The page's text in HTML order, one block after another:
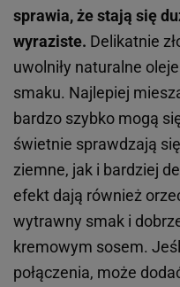
sprawia, że stają się
wyraziste. Delikatnie
uwolniły naturalne
smaku. Najlepiej
bardzo szybko mogą
świetnie sprawdzają
ziemne, jak i bardziej
efekt dają również
wytrawny smak i
kremowym sosem.
połączenia, może